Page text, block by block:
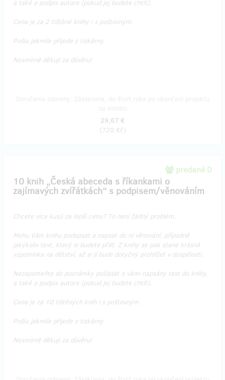
a také o podpis autora (pokud jej budete chtít).
Cena je za 2 tištěné knihy i s poštovným.
Pošlu jakmile přijede z tiskárny.
Nesmírně děkuji za důvěru!
29,67 €
(720 Kč)
predané 0
10 knih „Česká abeceda s říkankami o
zajímavých zvířátkách“ s podpisem/věnováním
Chcete více kusů za lepší cenu? To není žádný problém.
Mohu Vám knihu podepsat a napsat do ní věnování, případně
jakýkoliv text, který si budete přát. Z knihy se pak stane krásná
vzpomínka na dětství, až si jí bude dotyčný prohlížet v dospělosti.
Nezapomeňte do poznámky požádat o vámi napsány text do knihy,
a také o podpis autora (pokud jej budete chtít).
Cena je za 10 tištěných knih i s poštovným.
Pošlu jakmile přijede z tiskárny
Nesmírně děkuji za důvěru!